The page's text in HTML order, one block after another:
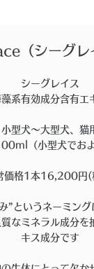
（シーグレ
シーグレイス
系有効成分含有エ
小型犬〜大型犬、猫
（小型犬でお
価格1本16,200円(
というネーミング
なミネラル成分を
キス成分です